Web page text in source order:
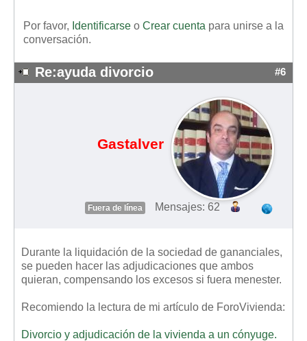
Por favor, Identificarse o Crear cuenta para unirse a la
conversación.
Re:ayuda divorcio #6
Gastalver
Fuera de línea Mensajes: 62
Durante la liquidación de la sociedad de gananciales,
se pueden hacer las adjudicaciones que ambos
quieran, compensando los excesos si fuera menester.
Recomiendo la lectura de mi artículo de ForoVivienda:
Divorcio y adjudicación de la vivienda a un cónyuge.